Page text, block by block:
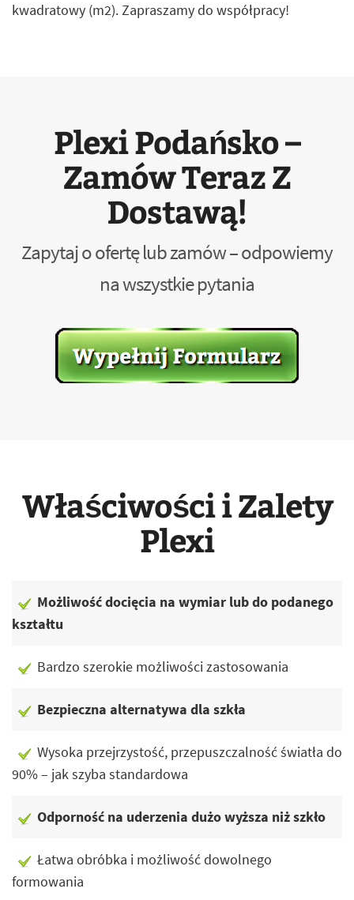
kwadratowy (m2). Zapraszamy do współpracy!
Plexi Podańsko –
Zamów Teraz Z
Dostawą!
Zapytaj o ofertę lub zamów – odpowiemy
na wszystkie pytania
Właściwości i Zalety
Plexi
Możliwość docięcia na wymiar lub do podanego
kształtu
Bardzo szerokie możliwości zastosowania
Bezpieczna alternatywa dla szkła
Wysoka przejrzystość, przepuszczalność światła do
90% – jak szyba standardowa
Odporność na uderzenia dużo wyższa niż szkło
Łatwa obróbka i możliwość dowolnego
formowania